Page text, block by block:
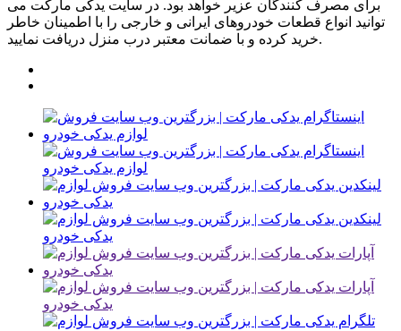
برای مصرف کنندگان عزیر خواهد بود. در سایت یدکی مارکت می
توانید انواع قطعات خودروهای ایرانی و خارجی را با اطمینان خاطر
خرید کرده و با ضمانت معتبر درب منزل دریافت نمایید.